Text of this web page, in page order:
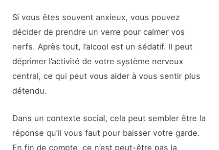
Si vous êtes souvent anxieux, vous pouvez
décider de prendre un verre pour calmer vos
nerfs. Après tout, l’alcool est un sédatif. Il peut
déprimer l’activité de votre système nerveux
central, ce qui peut vous aider à vous sentir plus
détendu.
Dans un contexte social, cela peut sembler être la
réponse qu’il vous faut pour baisser votre garde.
En fin de compte, ce n’est peut-être pas la